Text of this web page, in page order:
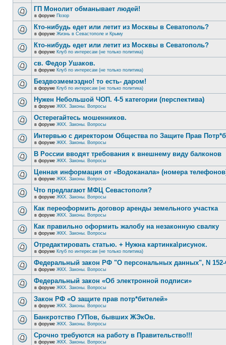
ГП Монолит обманывает людей!
в форуме Позор
Кто-нибудь едет или летит из Москвы в Севатополь?
в форуме Жизнь в Севастополе и Крыму
Кто-нибудь едет или летит из Москвы в Севатополь?
в форуме Клуб по интересам (не только политика)
св. Федор Ушаков.
в форуме Клуб по интересам (не только политика)
Бездвозмемэздно! то есть- даром!
в форуме Клуб по интересам (не только политика)
Нужен Небольшой ЧОП. 4-5 категории (перспектива)
в форуме ЖКХ. Законы. Вопросы
Остерегайтесь мошенников.
в форуме ЖКХ. Законы. Вопросы
Интервью с директором Общества по Защите Прав
в форуме ЖКХ. Законы. Вопросы
В России вводят требования к внешнему виду балконов
в форуме ЖКХ. Законы. Вопросы
Ценная информация от «Водоканала» (номера
в форуме ЖКХ. Законы. Вопросы
Что предлагают МФЦ Севастополя?
в форуме ЖКХ. Законы. Вопросы
Как переоформить договор аренды земельного участка
в форуме ЖКХ. Законы. Вопросы
Как правильно оформить жалобу на незаконную свалку
в форуме ЖКХ. Законы. Вопросы
Отредактировать статью. + Нужна картинка\рисунок.
в форуме Клуб по интересам (не только политика)
Федеральный закон РФ "О персональных данных", N
в форуме ЖКХ. Законы. Вопросы
Федеральный закон «Об электронной подписи»
в форуме ЖКХ. Законы. Вопросы
Закон РФ «О защите прав потр*бителей»
в форуме ЖКХ. Законы. Вопросы
Банкротство ГУПов, бывших ЖЭкОв.
в форуме ЖКХ. Законы. Вопросы
Срочно требуются на работу в Правительство!!!
в форуме ЖКХ. Законы. Вопросы